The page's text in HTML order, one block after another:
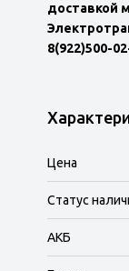
доставкой
8(922)500-
Цена
Статус
АКБ